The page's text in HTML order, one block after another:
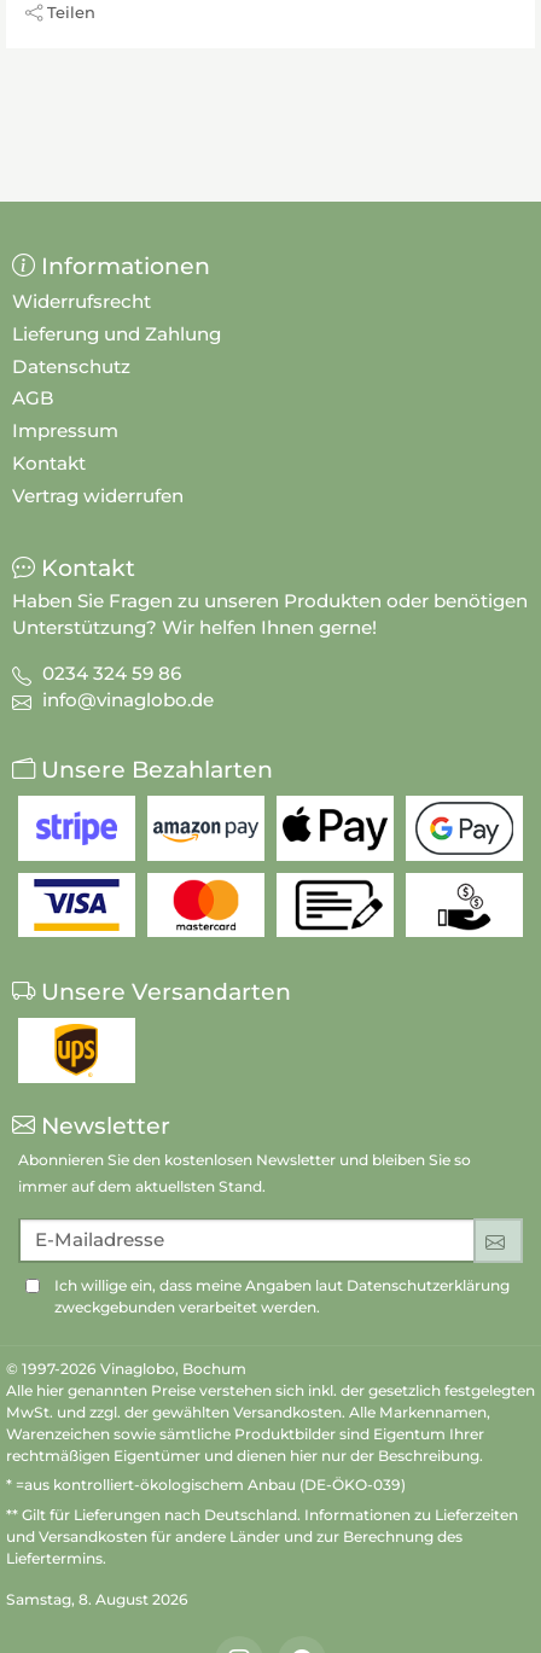
Teilen
Informationen
Widerrufsrecht
Lieferung und Zahlung
Datenschutz
AGB
Impressum
Kontakt
Vertrag widerrufen
Kontakt
Haben Sie Fragen zu unseren Produkten oder benötigen
Unterstützung? Wir helfen Ihnen gerne!
0234 324 59 86
info@vinaglobo.de
Unsere Bezahlarten
Unsere Versandarten
Newsletter
Abonnieren Sie den kostenlosen Newsletter und bleiben Sie so
immer auf dem aktuellsten Stand.
E-Mailadresse
Ich willige ein, dass meine Angaben laut Datenschutzerklärung
zweckgebunden verarbeitet werden.
© 1997-2026 Vinaglobo, Bochum
Alle hier genannten Preise verstehen sich inkl. der gesetzlich festgelegten
MwSt. und zzgl. der gewählten Versandkosten. Alle Markennamen,
Warenzeichen sowie sämtliche Produktbilder sind Eigentum Ihrer
rechtmäßigen Eigentümer und dienen hier nur der Beschreibung.
* =aus kontrolliert-ökologischem Anbau (DE-ÖKO-039)
** Gilt für Lieferungen nach Deutschland. Informationen zu Lieferzeiten
und Versandkosten für andere Länder und zur Berechnung des
Liefertermins.
Samstag, 8. August 2026